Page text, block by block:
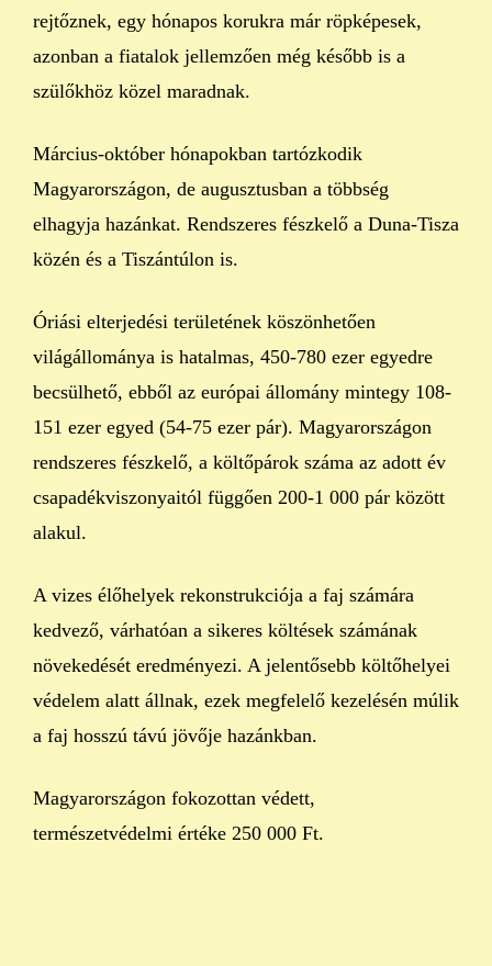
rejtőznek, egy hónapos korukra már röpképesek,
azonban a fiatalok jellemzően még később is a
szülőkhöz közel maradnak.
Március-október hónapokban tartózkodik
Magyarországon, de augusztusban a többség
elhagyja hazánkat. Rendszeres fészkelő a Duna-Tisza
közén és a Tiszántúlon is.
Óriási elterjedési területének köszönhetően
világállománya is hatalmas, 450-780 ezer egyedre
becsülhető, ebből az európai állomány mintegy 108-
151 ezer egyed (54-75 ezer pár). Magyarországon
rendszeres fészkelő, a költőpárok száma az adott év
csapadékviszonyaitól függően 200-1 000 pár között
alakul.
A vizes élőhelyek rekonstrukciója a faj számára
kedvező, várhatóan a sikeres költések számának
növekedését eredményezi. A jelentősebb költőhelyei
védelem alatt állnak, ezek megfelelő kezelésén múlik
a faj hosszú távú jövője hazánkban.
Magyarországon fokozottan védett,
természetvédelmi értéke 250 000 Ft.